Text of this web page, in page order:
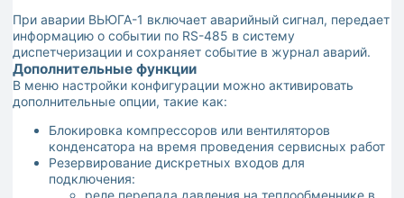
При аварии ВЬЮГА-1 включает аварийный сигнал, передает
информацию о событии по RS-485 в систему
диспетчеризации и сохраняет событие в журнал аварий.
Дополнительные функции
В меню настройки конфигурации можно активировать
дополнительные опции, такие как:
Блокировка компрессоров или вентиляторов
конденсатора на время проведения сервисных работ
Резервирование дискретных входов для
подключения:
реле перепада давления на теплообменнике в